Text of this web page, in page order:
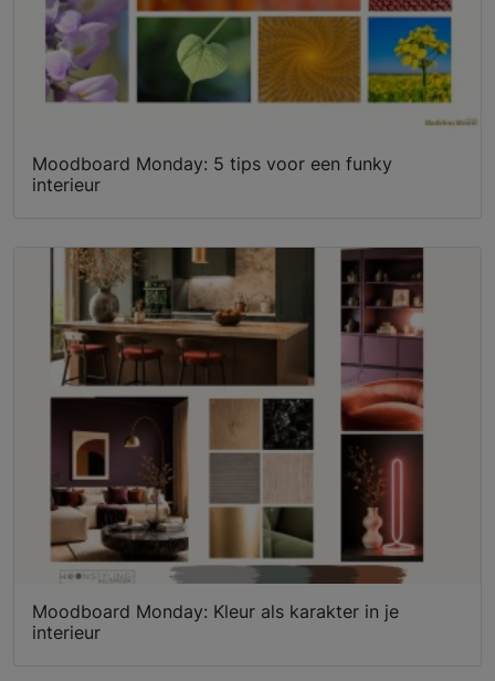
Moodboard Monday: 5 tips voor een funky
interieur
Moodboard Monday: Kleur als karakter in je
interieur